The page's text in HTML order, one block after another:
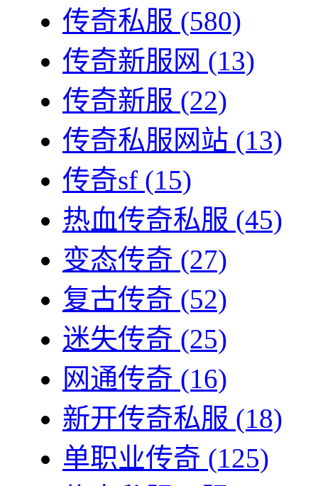
传奇私服 (580)
传奇新服网 (13)
传奇新服 (22)
传奇私服网站 (13)
传奇sf (15)
热血传奇私服 (45)
变态传奇 (27)
复古传奇 (52)
迷失传奇 (25)
网通传奇 (16)
新开传奇私服 (18)
单职业传奇 (125)